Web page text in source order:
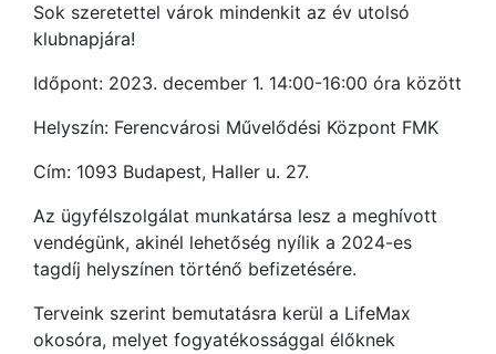
Sok szeretettel várok mindenkit az év utolsó
klubnapjára!
Időpont: 2023. december 1. 14:00-16:00 óra között
Helyszín: Ferencvárosi Művelődési Központ FMK
Cím: 1093 Budapest, Haller u. 27.
Az ügyfélszolgálat munkatársa lesz a meghívott
vendégünk, akinél lehetőség nyílik a 2024-es
tagdíj helyszínen történő befizetésére.
Terveink szerint bemutatásra kerül a LifeMax
okosóra, melyet fogyatékossággal élőknek